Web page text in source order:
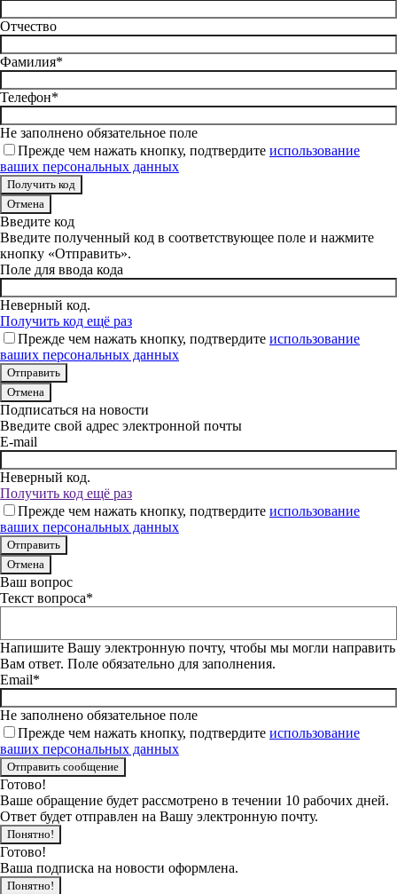
Отчество
Фамилия*
Телефон*
Не заполнено обязательное поле
Прежде чем нажать кнопку, подтвердите использование
ваших персональных данных
Отмена
Введите код
Введите полученный код в соответствующее поле и нажмите
кнопку «Отправить».
Поле для ввода кода
Неверный код.
Получить код ещё раз
Прежде чем нажать кнопку, подтвердите использование
ваших персональных данных
Отмена
Подписаться на новости
Введите свой адрес электронной почты
E-mail
Неверный код.
Получить код ещё раз
Прежде чем нажать кнопку, подтвердите использование
ваших персональных данных
Отмена
Ваш вопрос
Текст вопроса*
Напишите Вашу электронную почту, чтобы мы могли направить
Вам ответ. Поле обязательно для заполнения.
Email*
Не заполнено обязательное поле
Прежде чем нажать кнопку, подтвердите использование
ваших персональных данных
Готово!
Ваше обращение будет рассмотрено в течении 10 рабочих дней.
Ответ будет отправлен на Вашу электронную почту.
Понятно!
Готово!
Ваша подписка на новости оформлена.
Понятно!